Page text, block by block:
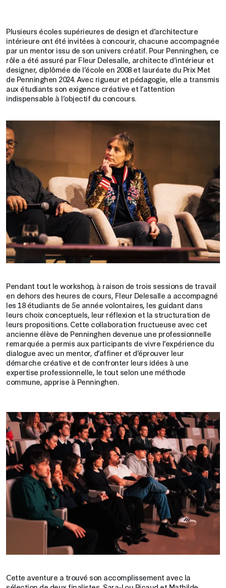
Plusieurs écoles supérieures de design et d’architecture
intérieure ont été invitées à concourir, chacune accompagnée
par un mentor issu de son univers créatif. Pour Penninghen, ce
rôle a été assuré par Fleur Delesalle, architecte d’intérieur et
designer, diplômée de l’école en 2008 et lauréate du Prix Met
de Penninghen 2024. Avec rigueur et pédagogie, elle a transmis
aux étudiants son exigence créative et l’attention
indispensable à l’objectif du concours.
Pendant tout le workshop, à raison de trois sessions de travail
en dehors des heures de cours, Fleur Delesalle a accompagné
les 18 étudiants de 5e année volontaires, les guidant dans
leurs choix conceptuels, leur réflexion et la structuration de
leurs propositions. Cette collaboration fructueuse avec cet
ancienne élève de Penninghen devenue une professionnelle
remarquée a permis aux participants de vivre l’expérience du
dialogue avec un mentor, d’affiner et d’éprouver leur
démarche créative et de confronter leurs idées à une
expertise professionnelle, le tout selon une méthode
commune, apprise à Penninghen.
Cette aventure a trouvé son accomplissement avec la